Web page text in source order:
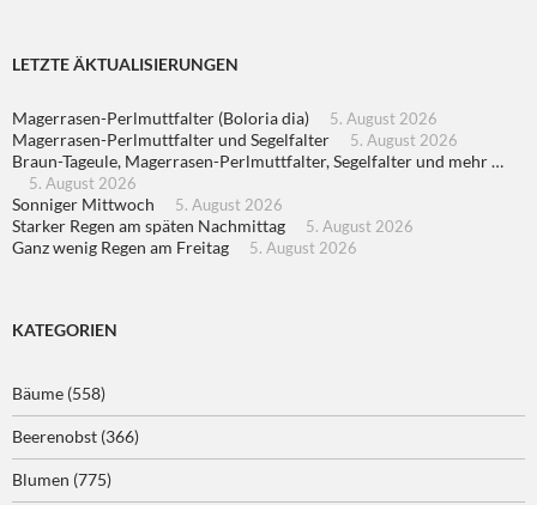
LETZTE ÄKTUALISIERUNGEN
Magerrasen-Perlmuttfalter (Boloria dia) 5. August 2026
Magerrasen-Perlmuttfalter und Segelfalter 5. August 2026
Braun-Tageule, Magerrasen-Perlmuttfalter, Segelfalter und mehr …
5. August 2026
Sonniger Mittwoch 5. August 2026
Starker Regen am späten Nachmittag 5. August 2026
Ganz wenig Regen am Freitag 5. August 2026
KATEGORIEN
Bäume (558)
Beerenobst (366)
Blumen (775)